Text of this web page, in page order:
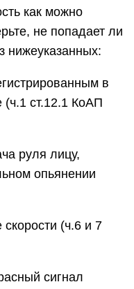
как можно
не попадает ли
нижеуказанных:
в
(ч.1 ст.12.1 КоАП
руля лицу,
опьянении
(ч.6 и 7
сигнал